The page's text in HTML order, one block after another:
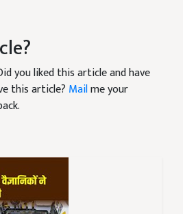
you liked this article and have
this article? Mailme your